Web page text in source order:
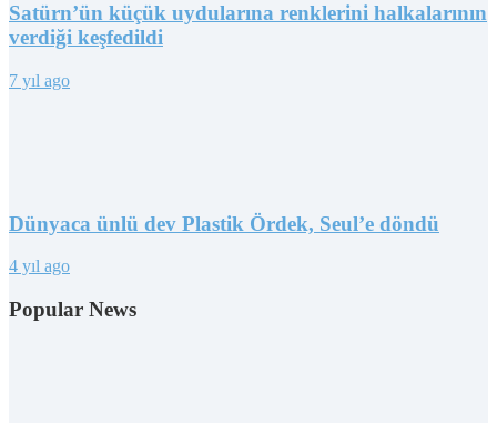
Satürn’ün küçük uydularına renklerini halkalarının
verdiği keşfedildi
7 yıl ago
Dünyaca ünlü dev Plastik Ördek, Seul’e döndü
4 yıl ago
Popular News